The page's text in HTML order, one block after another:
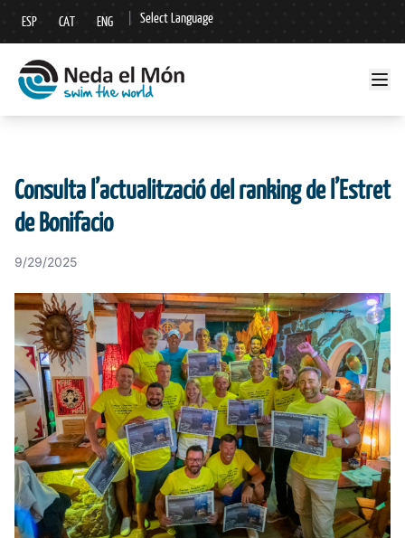
ESP CAT ENG Select Language
▼
Consulta l’actualització del ranking de l’Estret
de Bonifacio
9/29/2025